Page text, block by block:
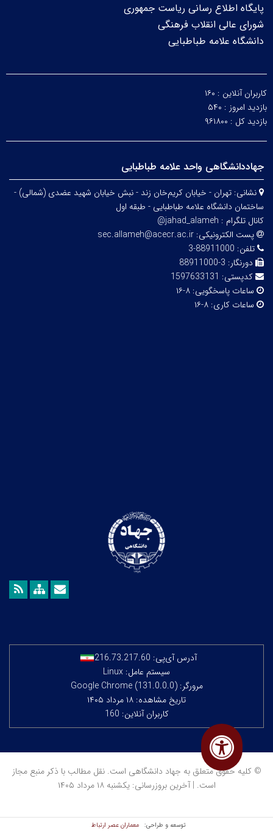
پایگاه اطلاع رسانی ریاست جمهوری
شورای عالی انقلاب فرهنگی
دانشگاه علامه طباطبایی
کاربران آنلاین : ۱۶۰
بازدید امروز : ۵۴۰
بازدید کل : ۹۶۱۸۰۰
جهاددانشگاهی واحد علامه طباطبایی
نشانی: تهران - خیابان کریم‌خان زند - نبش خیابان شهید عضدی (شمالی) -
ساختمان دانشگاه علامه طباطبایی - طبقه اول
کانال تلگرام : jahad_alameh@
پست الکترونیکی: sec.allameh@acecr.ac.ir
تلفن: 88911000-3
دورنگار: 3-88911000
کدپستی: 1597633131
ساعات پاسخگویی: ۸-۱۶
ساعات کاری: ۸-۱۶
آدرس آی‌پی: 216.73.217.60
سیستم عامل: Linux
مرورگر: Google Chrome (131.0.0.0)
تاریخ مشاهده: ۱۸ مرداد ۱۴۰۵
کاربران آنلاین: 160
© کلیه حقوق متعلق به جهاد دانشگاهی است. نقل مطالب با ذکر منبع مجاز
است. | آخرین بروزرسانی: یکشنبه ۱۸ مرداد ۱۴۰۵
توسعه و طراحی: معماران عصر‌ ارتباط